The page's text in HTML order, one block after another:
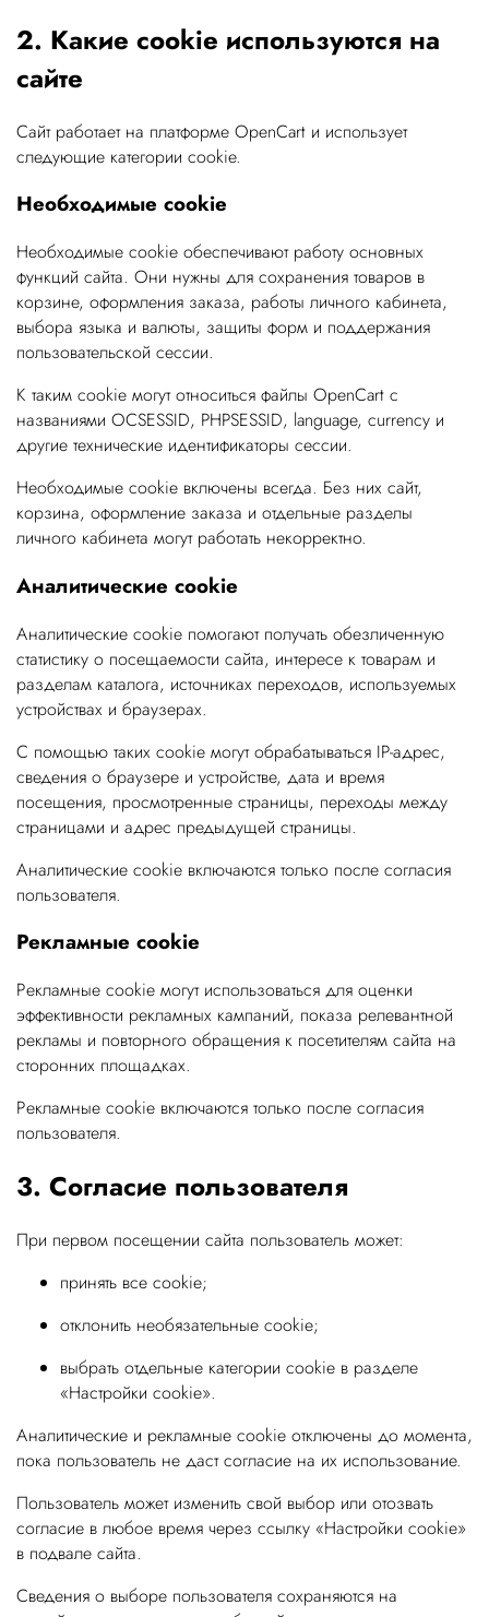
2. Какие cookie используются на
сайте
Сайт работает на платформе OpenCart и использует
следующие категории cookie.
Необходимые cookie
Необходимые cookie обеспечивают работу основных
функций сайта. Они нужны для сохранения товаров в
корзине, оформления заказа, работы личного кабинета,
выбора языка и валюты, защиты форм и поддержания
пользовательской сессии.
К таким cookie могут относиться файлы OpenCart с
названиями OCSESSID, PHPSESSID, language, currency и
другие технические идентификаторы сессии.
Необходимые cookie включены всегда. Без них сайт,
корзина, оформление заказа и отдельные разделы
личного кабинета могут работать некорректно.
Аналитические cookie
Аналитические cookie помогают получать обезличенную
статистику о посещаемости сайта, интересе к товарам и
разделам каталога, источниках переходов, используемых
устройствах и браузерах.
С помощью таких cookie могут обрабатываться IP-адрес,
сведения о браузере и устройстве, дата и время
посещения, просмотренные страницы, переходы между
страницами и адрес предыдущей страницы.
Аналитические cookie включаются только после согласия
пользователя.
Рекламные cookie
Рекламные cookie могут использоваться для оценки
эффективности рекламных кампаний, показа релевантной
рекламы и повторного обращения к посетителям сайта на
сторонних площадках.
Рекламные cookie включаются только после согласия
пользователя.
3. Согласие пользователя
При первом посещении сайта пользователь может:
принять все cookie;
отклонить необязательные cookie;
выбрать отдельные категории cookie в разделе
«Настройки cookie».
Аналитические и рекламные cookie отключены до момента,
пока пользователь не даст согласие на их использование.
Пользователь может изменить свой выбор или отозвать
согласие в любое время через ссылку «Настройки cookie»
в подвале сайта.
Сведения о выборе пользователя сохраняются на